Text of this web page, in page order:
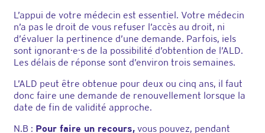
L’appui de votre médecin est essentiel. Votre médecin
n’a pas le droit de vous refuser l’accès au droit, ni
d’évaluer la pertinence d’une demande. Parfois, iels
sont ignorant·e·s de la possibilité d’obtention de l’ALD.
Les délais de réponse sont d’environ trois semaines.
L’ALD peut être obtenue pour deux ou cinq ans, il faut
donc faire une demande de renouvellement lorsque la
date de fin de validité approche.
N.B : Pour faire un recours, vous pouvez, pendant